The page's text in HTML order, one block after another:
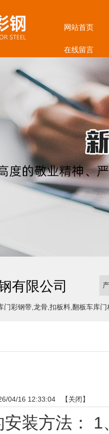
网站首页
在线留言
有限公司
门彩钢带,龙骨,扣板料,翻板车库
04/16 12:33:04 【关闭】
装方法：